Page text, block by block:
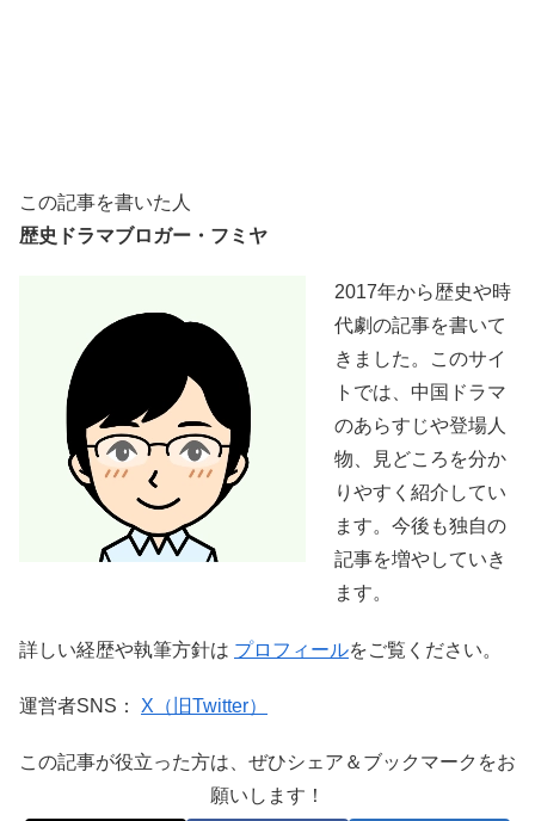
この記事を書いた人
歴史ドラマブロガー・フミヤ
2017年から歴史や時
代劇の記事を書いて
きました。このサイ
トでは、中国ドラマ
のあらすじや登場人
物、見どころを分か
りやすく紹介してい
ます。今後も独自の
記事を増やしていき
ます。
詳しい経歴や執筆方針は プロフィールをご覧ください。
運営者SNS： X（旧Twitter）
この記事が役立った方は、ぜひシェア＆ブックマークをお
願いします！